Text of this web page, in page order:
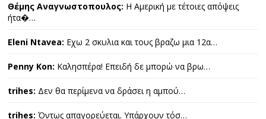
Θέμης Αναγνωστοπουλος: Η Αμερική με τέτοιες απόψεις
ήτα�…
Eleni Ntavea: Εχω 2 σκυλια και τους βραζω μια 12α…
Penny Kon: Καλησπέρα! Επειδή δε μπορώ να βρω…
trihes: Δεν θα περίμενα να δράσει η αμπού…
trihes: Όντως απαγορεύεται. Υπάρχουν τόσ…